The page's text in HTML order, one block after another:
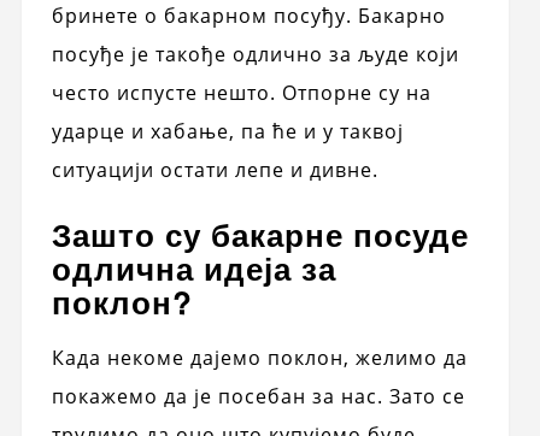
бринете о бакарном посуђу. Бакарно
посуђе је такође одлично за људе који
често испусте нешто. Отпорне су на
ударце и хабање, па ће и у таквој
ситуацији остати лепе и дивне.
Зашто су бакарне посуде
одлична идеја за
поклон?
Када некоме дајемо поклон, желимо да
покажемо да је посебан за нас. Зато се